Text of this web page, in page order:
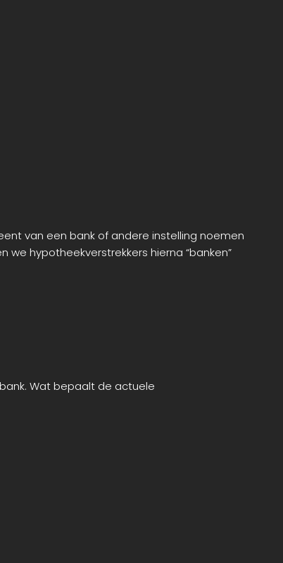
van een bank of andere instelling noemen
hypotheekverstrekkers hierna “banken”
Wat bepaalt de actuele